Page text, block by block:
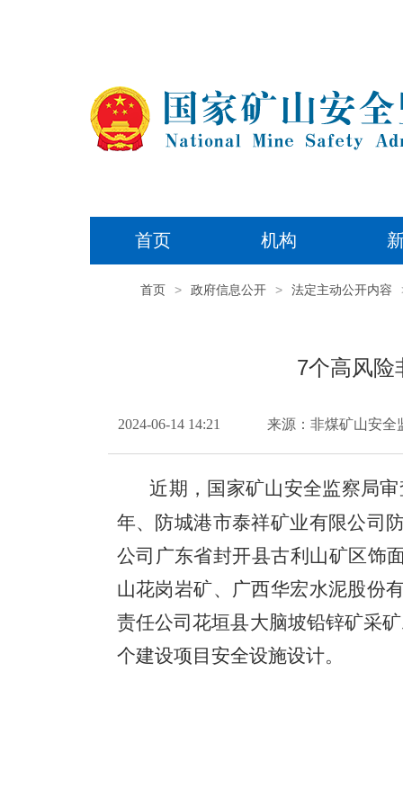
首页 机构
首页 > 政府信息公开 > 法定主动公开内容
7个高风险
2024-06-14 14:21 来源：非煤矿山安全
近期，国家矿山安全监察局
年、防城港市泰祥矿业有限公司
公司广东省封开县古利山矿区饰
山花岗岩矿、广西华宏水泥股份
责任公司花垣县大脑坡铅锌矿采
个建设项目安全设施设计。